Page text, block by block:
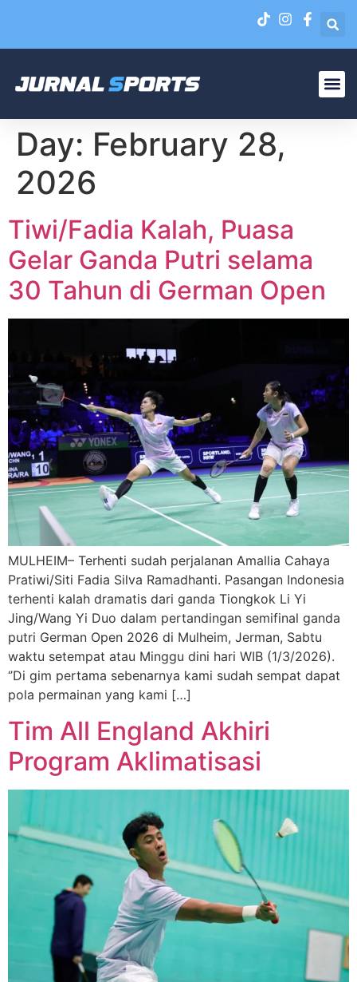
Day: February 28,
2026
Tiwi/Fadia Kalah, Puasa
Gelar Ganda Putri selama
30 Tahun di German Open
MULHEIM– Terhenti sudah perjalanan Amallia Cahaya
Pratiwi/Siti Fadia Silva Ramadhanti. Pasangan Indonesia
terhenti kalah dramatis dari ganda Tiongkok Li Yi
Jing/Wang Yi Duo dalam pertandingan semifinal ganda
putri German Open 2026 di Mulheim, Jerman, Sabtu
waktu setempat atau Minggu dini hari WIB (1/3/2026).
‘’Di gim pertama sebenarnya kami sudah sempat dapat
pola permainan yang kami […]
Tim All England Akhiri
Program Aklimatisasi